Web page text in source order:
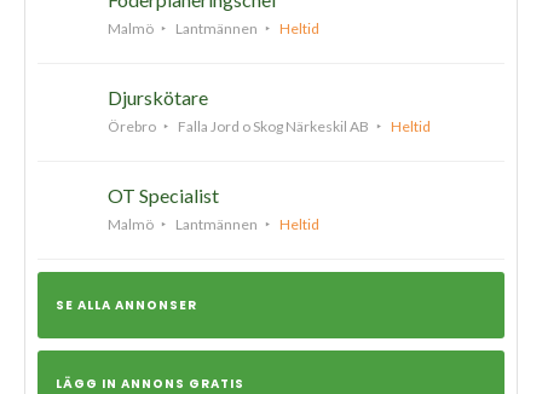
Malmö Lantmännen Heltid
Djurskötare
Örebro Falla Jord o Skog Närkeskil AB Heltid
OT Specialist
Malmö Lantmännen Heltid
SE ALLA ANNONSER
LÄGG IN ANNONS GRATIS